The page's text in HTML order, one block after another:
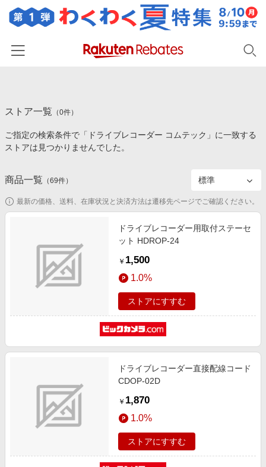
カテゴリー一覧
百貨店・総合ECモール
食品・スイーツ・お酒
コスメ・健康・医薬品
家電・PC・スマホ・カメラ
スポーツ・アウトドア・ゴルフ
旅行・レジャー・ホテル予約
金融・マネー・保険
デジタルコンテンツ
ビジネス・その他サービス
イベント一覧
初回購入者限定特典
対象ストア新規限定特典
楽天ペイ導入ストア
楽天サービス特集
お中元特集2026
Apple公式サイト×楽天カード分割払い
Qoo10メガポ
ストア一覧 （0件）
ご指定の検索条件で「ドライブレコーダー コムテック」に一致する
ストアは見つかりませんでした。
商品一覧 （69件）
最新の価格、送料、在庫状況と決済方法は遷移先ページでご確認ください。
ドライブレコーダー用取付ステーセ
ット HDROP-24
￥ 1,500
1.0%
ストアにすすむ
ドライブレコーダー直接配線コード
CDOP-02D
￥ 1,870
1.0%
ストアにすすむ